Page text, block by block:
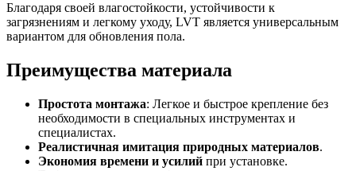
Благодаря своей влагостойкости, устойчивости к
загрязнениям и легкому уходу, LVT является универсальным
вариантом для обновления пола.
Преимущества материала
Простота монтажа: Легкое и быстрое крепление без
необходимости в специальных инструментах и
специалистах.
Реалистичная имитация природных материалов.
Экономия времени и усилий при установке.